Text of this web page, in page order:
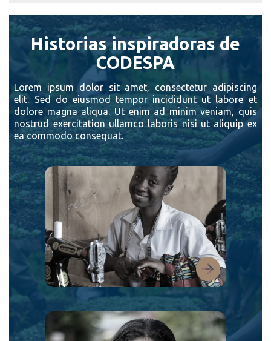
Historias inspiradoras de
CODESPA
Lorem ipsum dolor sit amet, consectetur adipiscing
elit. Sed do eiusmod tempor incididunt ut labore et
dolore magna aliqua. Ut enim ad minim veniam, quis
nostrud exercitation ullamco laboris nisi ut aliquip ex
ea commodo consequat.